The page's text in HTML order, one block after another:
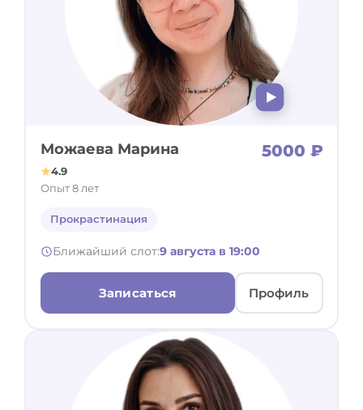
Можаева Марина 5000 ₽
4.9
Опыт 8 лет
Прокрастинация
Ближайший слот:9 августа в 19:00
Записаться Профиль